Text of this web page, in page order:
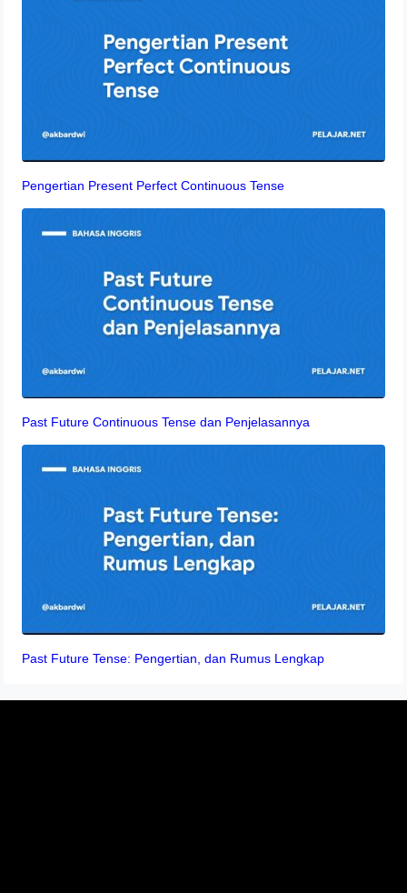
Pengertian Present Perfect Continuous Tense
Past Future Continuous Tense dan Penjelasannya
Past Future Tense: Pengertian, dan Rumus Lengkap